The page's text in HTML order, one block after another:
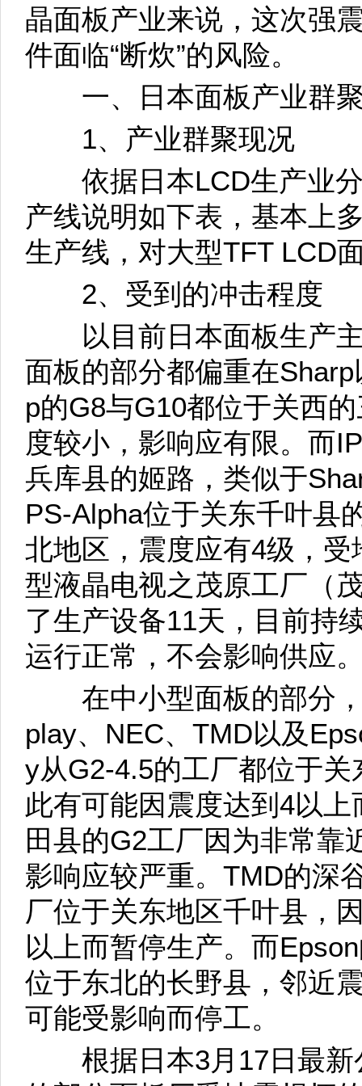
晶面板产业来说，这次强
件面临“断炊”的风险。
一、日本面板产业群聚
1、产业群聚现况
依据日本LCD生产业分
产线说明如下表，基本上
生产线，对大型TFT LCD
2、受到的冲击程度
以目前日本面板生产主
面板的部分都偏重在
p的G8与G10都位于关西
度较小，影响应有限。而
兵库县的姬路，类似于
PS-Alpha位于关东千叶县
北地区，震度应有4级，
型液晶电视之茂原工厂（
了生产设备11天，目前持
运行正常，不会影响供应
在中小型面板的部分，
play、NEC、TMD以及
y从G2-4.5的工厂都位于
此有可能因震度达到4以
田县的G2工厂因为非常靠
影响应较严重。TMD的深
厂位于关东地区千叶县，
以上而暂停生产。而
位于东北的长野县，邻近
可能受影响而停工。
根据日本3月17日最新